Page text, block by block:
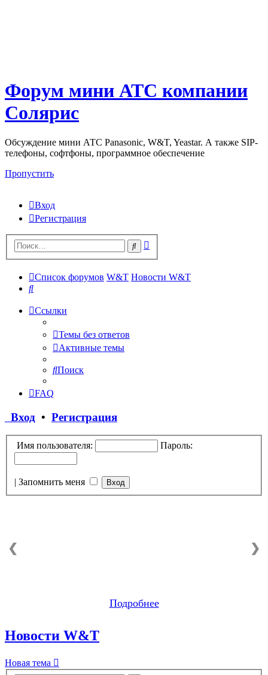
Форум мини АТС компании
Солярис
Обсуждение мини АТС Panasonic, W&T, Yeastar. А также SIP-
телефоны, софтфоны, программное обеспечение
Пропустить
Вход
Регистрация
Поиск
Список форумов W&T Новости W&T
Поиск
Ссылки
Темы без ответов
Активные темы
Поиск
FAQ
Вход • Регистрация
Имя пользователя: Пароль:
| Запомнить меня
Подробнее
❮ ❯
Новости W&T
Новая тема